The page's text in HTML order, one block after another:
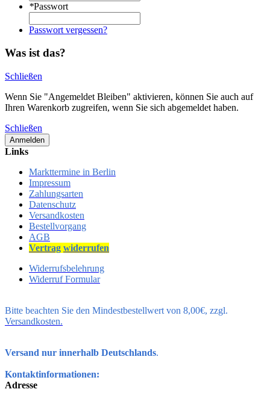
*Passwort
Passwort vergessen?
Was ist das?
Schließen
Wenn Sie "Angemeldet Bleiben" aktivieren, können Sie auch auf
Ihren Warenkorb zugreifen, wenn Sie sich abgemeldet haben.
Schließen
Anmelden
Links
Markttermine in Berlin
Impressum
Zahlungsarten
Datenschutz
Versandkosten
Bestellvorgang
AGB
Vertrag widerrufen
Widerrufsbelehrung
Widerruf Formular
Bitte beachten Sie den Mindestbestellwert von 8,00€, zzgl.
Versandkosten.
Versand nur innerhalb Deutschlands.
Kontaktinformationen:
Adresse